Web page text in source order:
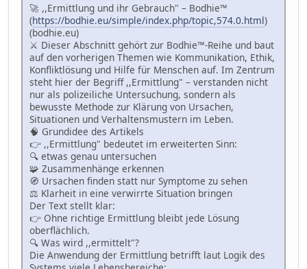
🚀 ,,Ermittlung und ihr Gebrauch" – Bodhie™
(https://bodhie.eu/simple/index.php/topic,574.0.html)
(bodhie.eu)
⚔️ Dieser Abschnitt gehört zur Bodhie™-Reihe und baut
auf den vorherigen Themen wie Kommunikation, Ethik,
Konfliktlösung und Hilfe für Menschen auf. Im Zentrum
steht hier der Begriff ,,Ermittlung" – verstanden nicht
nur als polizeiliche Untersuchung, sondern als
bewusste Methode zur Klärung von Ursachen,
Situationen und Verhaltensmustern im Leben.
🧠 Grundidee des Artikels
👉 ,,Ermittlung" bedeutet im erweiterten Sinn:
🔍 etwas genau untersuchen
🧩 Zusammenhänge erkennen
🧭 Ursachen finden statt nur Symptome zu sehen
⚖️ Klarheit in eine verwirrte Situation bringen
Der Text stellt klar:
👉 Ohne richtige Ermittlung bleibt jede Lösung
oberflächlich.
🔍 Was wird ,,ermittelt"?
Die Anwendung der Ermittlung betrifft laut Logik des